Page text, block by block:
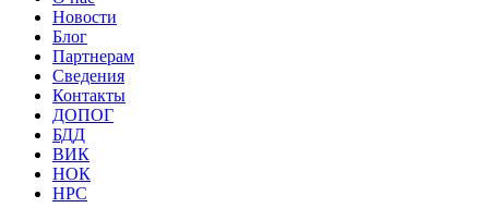
Новости
Блог
Партнерам
Сведения
Контакты
ДОПОГ
БДД
ВИК
НОК
НРС